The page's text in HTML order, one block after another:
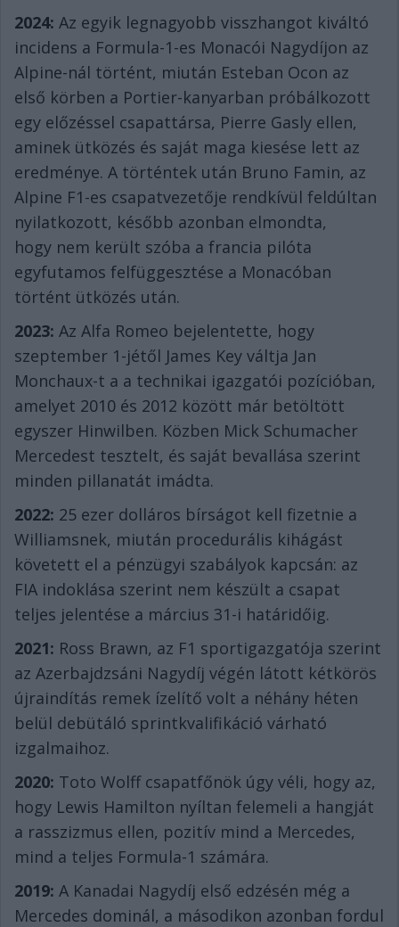
2024: Az egyik legnagyobb visszhangot kiváltó
incidens a Formula-1-es Monacói Nagydíjon az
Alpine-nál történt, miután Esteban Ocon az
első körben a Portier-kanyarban próbálkozott
egy előzéssel csapattársa, Pierre Gasly ellen,
aminek ütközés és saját maga kiesése lett az
eredménye. A történtek után Bruno Famin, az
Alpine F1-es csapatvezetője rendkívül feldúltan
nyilatkozott, később azonban elmondta,
hogy nem került szóba a francia pilóta
egyfutamos felfüggesztése a Monacóban
történt ütközés után.
2023: Az Alfa Romeo bejelentette, hogy
szeptember 1-jétől James Key váltja Jan
Monchaux-t a a technikai igazgatói pozícióban,
amelyet 2010 és 2012 között már betöltött
egyszer Hinwilben. Közben Mick Schumacher
Mercedest tesztelt, és saját bevallása szerint
minden pillanatát imádta.
2022: 25 ezer dolláros bírságot kell fizetnie a
Williamsnek, miután procedurális kihágást
követett el a pénzügyi szabályok kapcsán: az
FIA indoklása szerint nem készült a csapat
teljes jelentése a március 31-i határidőig.
2021: Ross Brawn, az F1 sportigazgatója szerint
az Azerbajdzsáni Nagydíj végén látott kétkörös
újraindítás remek ízelítő volt a néhány héten
belül debütáló sprintkvalifikáció várható
izgalmaihoz.
2020: Toto Wolff csapatfőnök úgy véli, hogy az,
hogy Lewis Hamilton nyíltan felemeli a hangját
a rasszizmus ellen, pozitív mind a Mercedes,
mind a teljes Formula-1 számára.
2019: A Kanadai Nagydíj első edzésén még a
Mercedes dominál, a másodikon azonban fordul